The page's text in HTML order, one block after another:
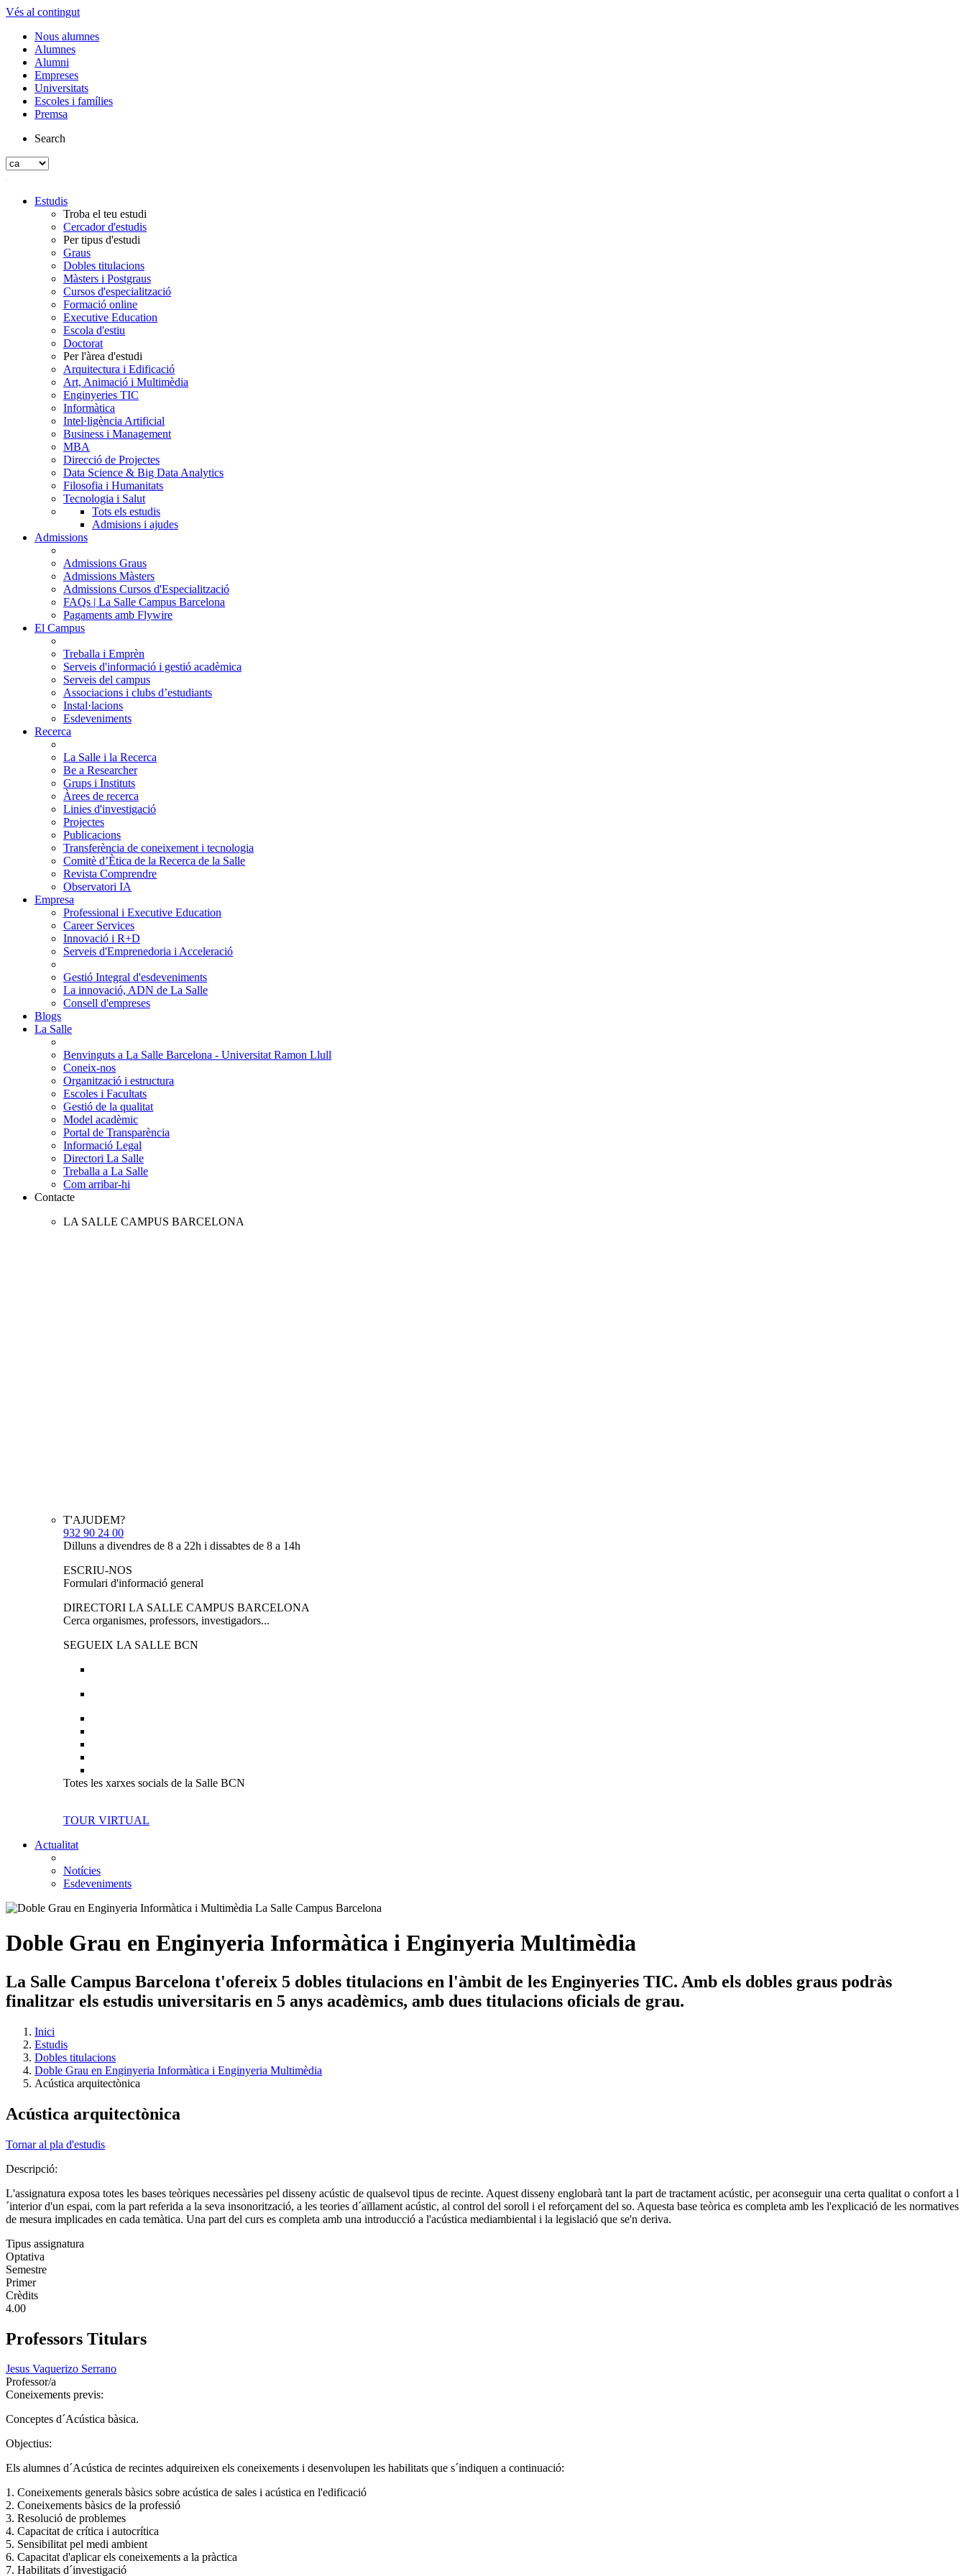
Vés al contingut
Nous alumnes
Alumnes
Alumni
Empreses
Universitats
Escoles i famílies
Premsa
Search
Estudis
Troba el teu estudi
Cercador d'estudis
Per tipus d'estudi
Graus
Dobles titulacions
Màsters i Postgraus
Cursos d'especialització
Formació online
Executive Education
Escola d'estiu
Doctorat
Per l'àrea d'estudi
Arquitectura i Edificació
Art, Animació i Multimèdia
Enginyeries TIC
Informàtica
Intel·ligència Artificial
Business i Management
MBA
Direcció de Projectes
Data Science & Big Data Analytics
Filosofia i Humanitats
Tecnologia i Salut
Tots els estudis
Admisions i ajudes
Admissions
Admissions Graus
Admissions Màsters
Admissions Cursos d'Especialització
FAQs | La Salle Campus Barcelona
Pagaments amb Flywire
El Campus
Treballa i Emprèn
Serveis d'informació i gestió acadèmica
Serveis del campus
Associacions i clubs d’estudiants
Instal·lacions
Esdeveniments
Recerca
La Salle i la Recerca
Be a Researcher
Grups i Instituts
Àrees de recerca
Linies d'investigació
Projectes
Publicacions
Transferència de coneixement i tecnologia
Comitè d’Ètica de la Recerca de la Salle
Revista Comprendre
Observatori IA
Empresa
Professional i Executive Education
Career Services
Innovació i R+D
Serveis d'Emprenedoria i Acceleració
Gestió Integral d'esdeveniments
La innovació, ADN de La Salle
Consell d'empreses
Blogs
La Salle
Benvinguts a La Salle Barcelona - Universitat Ramon Llull
Coneix-nos
Organització i estructura
Escoles i Facultats
Gestió de la qualitat
Model acadèmic
Portal de Transparència
Informació Legal
Directori La Salle
Treballa a La Salle
Com arribar-hi
Contacte
LA SALLE CAMPUS BARCELONA
T'AJUDEM?
932 90 24 00
Dilluns a divendres de 8 a 22h i dissabtes de 8 a 14h
ESCRIU-NOS
Formulari d'informació general
DIRECTORI LA SALLE CAMPUS BARCELONA
Cerca organismes, professors, investigadors...
SEGUEIX LA SALLE BCN
Totes les xarxes socials de la Salle BCN
TOUR VIRTUAL
Actualitat
Notícies
Esdeveniments
Doble Grau en Enginyeria Informàtica i Enginyeria Multimèdia
La Salle Campus Barcelona t'ofereix 5 dobles titulacions en l'àmbit de les Enginyeries TIC. Amb els dobles graus podràs
finalitzar els estudis universitaris en 5 anys acadèmics, amb dues titulacions oficials de grau.
Inici
Estudis
Dobles titulacions
Doble Grau en Enginyeria Informàtica i Enginyeria Multimèdia
Acústica arquitectònica
Acústica arquitectònica
Tornar al pla d'estudis
Descripció:
L'assignatura exposa totes les bases teòriques necessàries pel disseny acústic de qualsevol tipus de recinte. Aquest disseny englobarà tant la part de tractament acústic, per aconseguir una certa qualitat o confort a l
´interior d'un espai, com la part referida a la seva insonorització, a les teories d´aïllament acústic, al control del soroll i el reforçament del so. Aquesta base teòrica es completa amb les l'explicació de les normatives
de mesura implicades en cada temàtica. Una part del curs es completa amb una introducció a l'acústica mediambiental i la legislació que se'n deriva.
Tipus assignatura
Optativa
Semestre
Primer
Crèdits
4.00
Professors Titulars
Jesus Vaquerizo Serrano
Professor/a
Coneixements previs:
Conceptes d´Acústica bàsica.
Objectius:
Els alumnes d´Acústica de recintes adquireixen els coneixements i desenvolupen les habilitats que s´indiquen a continuació:
1. Coneixements generals bàsics sobre acústica de sales i acústica en l'edificació
2. Coneixements bàsics de la professió
3. Resolució de problemes
4. Capacitat de crítica i autocrítica
5. Sensibilitat pel medi ambient
6. Capacitat d'aplicar els coneixements a la pràctica
7. Habilitats d´investigació